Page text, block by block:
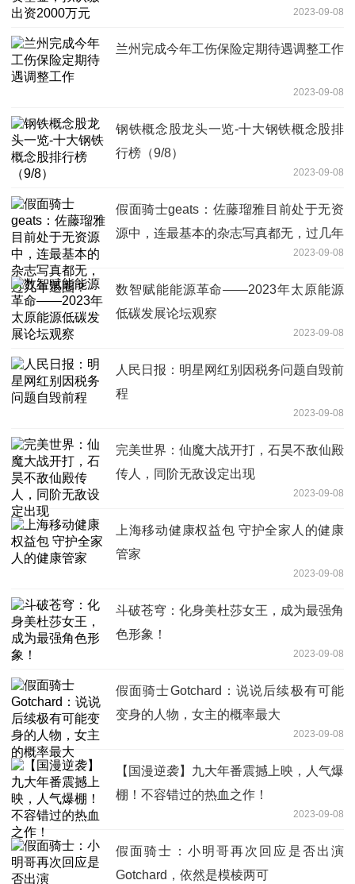
2023-09-08
兰州完成今年工伤保险定期待遇调整工作
2023-09-08
钢铁概念股龙头一览-十大钢铁概念股排
行榜（9/8）
2023-09-08
假面骑士geats：佐藤瑠雅目前处于无资
源中，连最基本的杂志写真都无，过几年
2023-09-08
数智赋能能源革命——2023年太原能源
低碳发展论坛观察
2023-09-08
人民日报：明星网红别因税务问题自毁前
程
2023-09-08
完美世界：仙魔大战开打，石昊不敌仙殿
传人，同阶无敌设定出现
2023-09-08
上海移动健康权益包 守护全家人的健康
管家
2023-09-08
斗破苍穹：化身美杜莎女王，成为最强角
色形象！
2023-09-08
假面骑士Gotchard：说说后续极有可能
变身的人物，女主的概率最大
2023-09-08
【国漫逆袭】九大年番震撼上映，人气爆
棚！不容错过的热血之作！
2023-09-08
假面骑士：小明哥再次回应是否出演
Gotchard，依然是模棱两可